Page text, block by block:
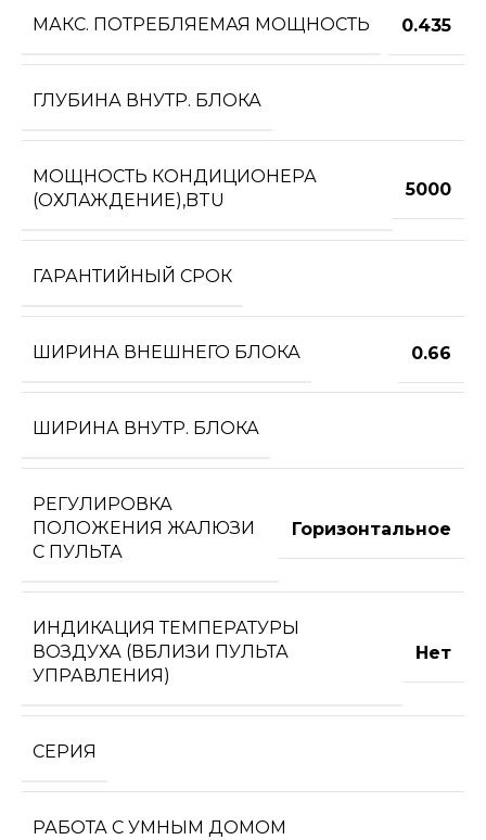
МАКС. ПОТРЕБЛЯЕМАЯ МОЩНОСТЬ 0.435
ГЛУБИНА ВНУТР. БЛОКА
МОЩНОСТЬ КОНДИЦИОНЕРА
(ОХЛАЖДЕНИЕ),BTU
5000
ГАРАНТИЙНЫЙ СРОК
ШИРИНА ВНЕШНЕГО БЛОКА 0.66
ШИРИНА ВНУТР. БЛОКА
РЕГУЛИРОВКА
ПОЛОЖЕНИЯ ЖАЛЮЗИ
С ПУЛЬТА
Горизонтальное
ИНДИКАЦИЯ ТЕМПЕРАТУРЫ
ВОЗДУХА (ВБЛИЗИ ПУЛЬТА
УПРАВЛЕНИЯ)
Нет
СЕРИЯ
РАБОТА С УМНЫМ ДОМОМ